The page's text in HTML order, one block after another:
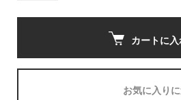
カートに
お気に入り